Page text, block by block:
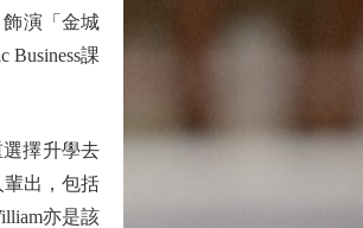
飾演「金城
課
擇升學去
輩出，包括
亦是該